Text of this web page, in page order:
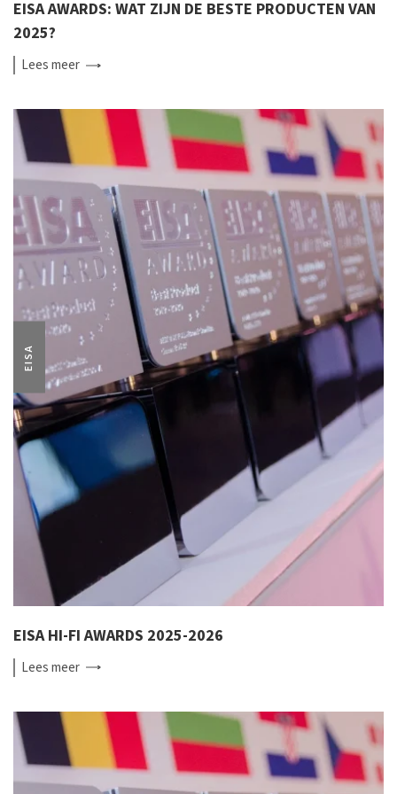
EISA AWARDS: WAT ZIJN DE BESTE PRODUCTEN VAN
2025?
Leesmeer
EISA
EISA HI-FI AWARDS 2025-2026
Leesmeer